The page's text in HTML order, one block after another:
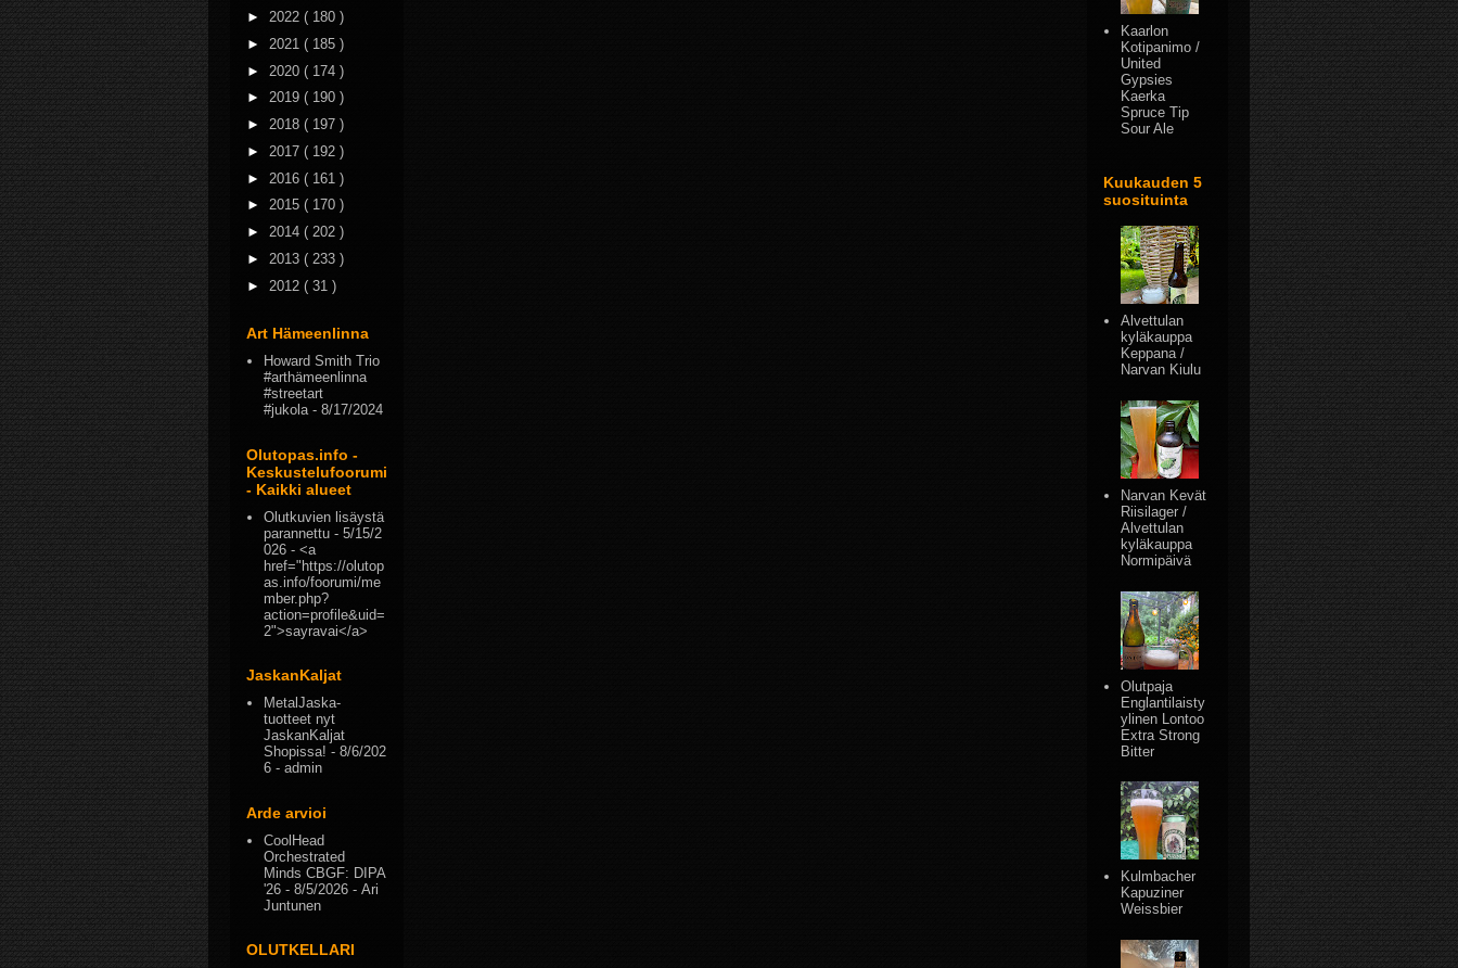
► 2022 ( 180 )
► 2021 ( 185 )
► 2020 ( 174 )
► 2019 ( 190 )
► 2018 ( 197 )
► 2017 ( 192 )
► 2016 ( 161 )
► 2015 ( 170 )
► 2014 ( 202 )
► 2013 ( 233 )
► 2012 ( 31 )
Art Hämeenlinna
Howard Smith Trio
#arthämeenlinna
#streetart
#jukola- 8/17/2024
Olutopas.info -
Keskustelufoorumi
- Kaikki alueet
Olutkuvien lisäystä
parannettu - 5/15/2
026 - <a
href="https://olutop
as.info/foorumi/me
mber.php?
action=profile&uid=
2">sayravai</a>
JaskanKaljat
MetalJaska-
tuotteet nyt
JaskanKaljat
Shopissa! - 8/6/202
6 - admin
Arde arvioi
CoolHead
Orchestrated
Minds CBGF: DIPA
'26 - 8/5/2026 - Ari
Juntunen
OLUTKELLARI
Kaarlon
Kotipanimo /
United
Gypsies
Kaerka
Spruce Tip
Sour Ale
Kuukauden 5
suosituinta
Alvettulan
kyläkauppa
Keppana /
Narvan Kiulu
Narvan Kevät
Riisilager /
Alvettulan
kyläkauppa
Normipäivä
Olutpaja
Englantilaisty
ylinen Lontoo
Extra Strong
Bitter
Kulmbacher
Kapuziner
Weissbier